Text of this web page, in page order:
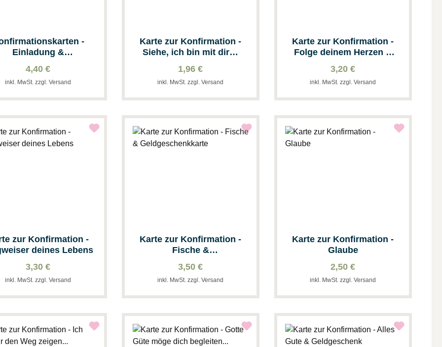
-
Einladung &
4,40 €
inkl. MwSt. zzgl. Versand
Karte zur Konfirmation -
Siehe, ich bin mit dir…
1,96 €
inkl. MwSt. zzgl. Versand
Karte zur Konfirmation -
Folge deinem Herzen &
3,20 €
inkl. MwSt. zzgl. Versand
zur Konfirmation -
deines Lebens
3,30 €
inkl. MwSt. zzgl. Versand
Karte zur Konfirmation -
Fische &
3,50 €
inkl. MwSt. zzgl. Versand
Karte zur Konfirmation -
Glaube
2,50 €
inkl. MwSt. zzgl. Versand